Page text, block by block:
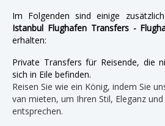
Im Folgenden sind einige
Istanbul Flughafen Transfers -
erhalten:
Private Transfers für Reisende, die
sich in Eile befinden.
Reisen Sie wie ein König, indem Sie
van mieten, um Ihren Stil, Eleganz
entsprechen.